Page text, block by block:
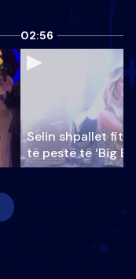
02:56
Selin shpallet
të pestë të ‘Big